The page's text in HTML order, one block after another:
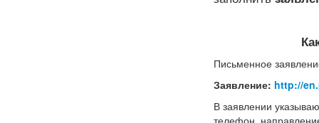
Письменное
Заявление: http://
В заявлении
телефон,